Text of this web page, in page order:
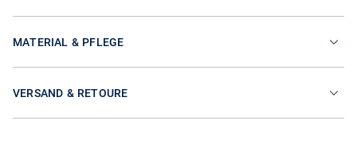
MATERIAL & PFLEGE
VERSAND & RETOURE